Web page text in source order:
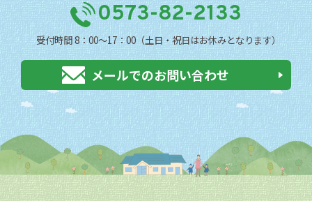
0573-82-2133
受付時間 8：00〜17：00（土日・祝日はお休みとなります）
メールでのお問い合わせ